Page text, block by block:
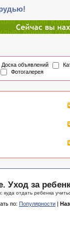
Доска объявлений
Фотогалерея
Уход за
отдать ребенка
по: Популярности |